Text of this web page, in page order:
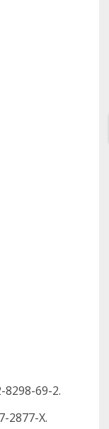
8298-69-2.
2877-X.